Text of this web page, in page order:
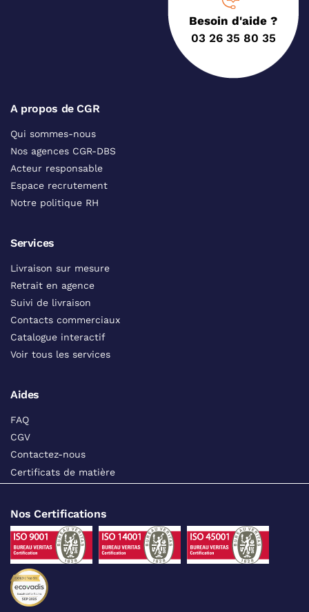
Besoin d'aide ?
03 26 35 80 35
A propos de CGR
Qui sommes-nous
Nos agences CGR-DBS
Acteur responsable
Espace recrutement
Notre politique RH
Services
Livraison sur mesure
Retrait en agence
Suivi de livraison
Contacts commerciaux
Catalogue interactif
Voir tous les services
Aides
FAQ
CGV
Contactez-nous
Certificats de matière
Nos Certifications